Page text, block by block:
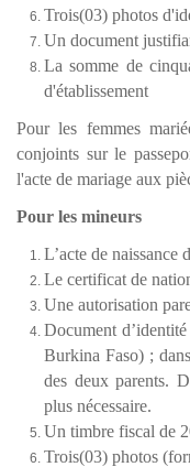
Trois(03) photos
Un document
La somme de
d'établissement
Pour les femmes
conjoints sur le
l'acte de mariage aux
Pour les mineurs
L’acte de naissance
Le certificat de
Une autorisation
Document
Burkina Faso) ;
des deux parents.
plus nécessaire.
Un timbre fiscal de
Trois(03) photos